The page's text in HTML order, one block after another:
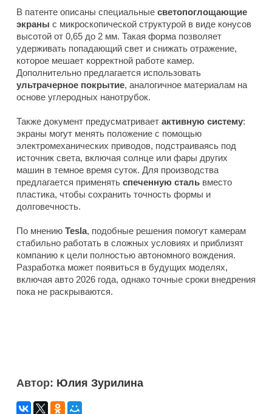
В патенте описаны специальные светопоглощающие
экраны с микроскопической структурой в виде конусов
высотой от 0,65 до 2 мм. Такая форма позволяет
удерживать попадающий свет и снижать отражение,
которое мешает корректной работе камер.
Дополнительно предлагается использовать
ультрачерное покрытие, аналогичное материалам на
основе углеродных нанотрубок.
Также документ предусматривает активную систему:
экраны могут менять положение с помощью
электромеханических приводов, подстраиваясь под
источник света, включая солнце или фары других
машин в темное время суток. Для производства
предлагается применять спеченную сталь вместо
пластика, чтобы сохранить точность формы и
долговечность.
По мнению Tesla, подобные решения помогут камерам
стабильно работать в сложных условиях и приблизят
компанию к цели полностью автономного вождения.
Разработка может появиться в будущих моделях,
включая авто 2026 года, однако точные сроки внедрения
пока не раскрываются.
Автор: Юлия Зурилина